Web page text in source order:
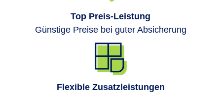
Top Preis-Leistung
Günstige Preise bei guter Absicherung
Flexible Zusatzleistungen